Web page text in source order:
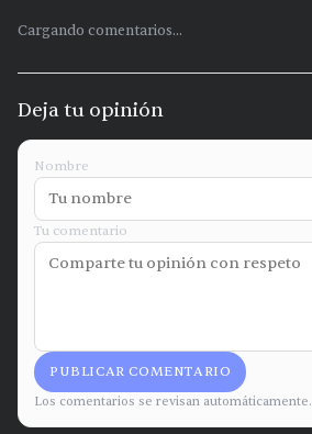
Cargando comentarios...
Deja tu opinión
Nombre
Tu comentario
PUBLICAR COMENTARIO
Los comentarios se revisan automáticamente.